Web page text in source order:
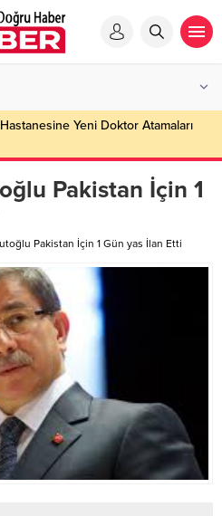
Yeni Doktor Atamaları
Pakistan İçin 1
Pakistan İçin 1 Gün yas İlan Etti